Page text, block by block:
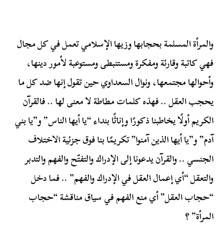
والمرأة المسلمة بحجابها وزيها الإسلامي تعمل في كل مجال
فهي كاتبة وقارئة ومفكرة ومستنبطى ومستوعبة لأمور دينها،
وأحوالها مجتمعها، ونوال السعداوي حين تقول إنها ضد كل ما
يحجب العقل .. فهذه كلمات مطاطة لا معنى لها .. فالقرآن
الكريم أولًا يخاطبنا ذكورًا وإناثًا بنداء “يا أيها الناس” و”يا بني
آدم” و”يا أيها الذين آمنوا” تكريمًا بنا فوق جزئية الاختلاف
الجنسي .. والقرآن يدعونا إلى الإدراك والتفتّح والفهم والتدبر
والتعقل “أي إعمال العقل في الإدراك والفهم” .. فما دخل
“حجاب العقل” أي منع الفهم في سياق مناقشة “حجاب
المرأة” ؟